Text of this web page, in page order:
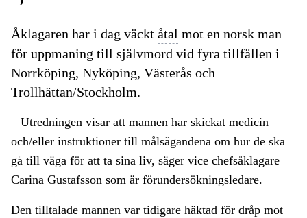
Åklagaren har i dag väckt åtal mot en norsk man
för uppmaning till självmord vid fyra tillfällen i
Norrköping, Nyköping, Västerås och
Trollhättan/Stockholm.
– Utredningen visar att mannen har skickat medicin
och/eller instruktioner till målsägandena om hur de ska
gå till väga för att ta sina liv, säger vice chefsåklagare
Carina Gustafsson som är förundersökningsledare.
Den tilltalade mannen var tidigare häktad för dråp mot